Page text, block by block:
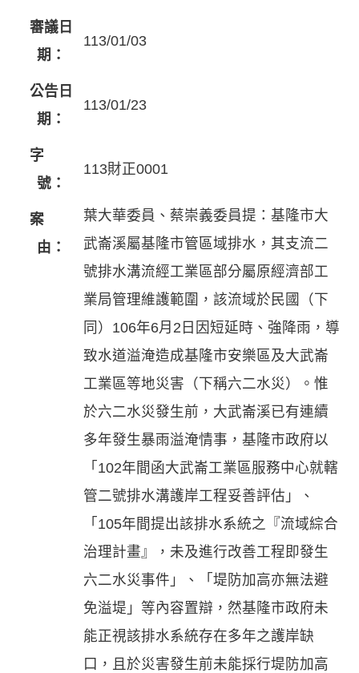
審議日
期：
113/01/03
公告日
期：
113/01/23
字
號：
113財正0001
案
由：
葉大華委員、蔡崇義委員提：基隆市大
武崙溪屬基隆市管區域排水，其支流二
號排水溝流經工業區部分屬原經濟部工
業局管理維護範圍，該流域於民國（下
同）106年6月2日因短延時、強降雨，導
致水道溢淹造成基隆市安樂區及大武崙
工業區等地災害（下稱六二水災）。惟
於六二水災發生前，大武崙溪已有連續
多年發生暴雨溢淹情事，基隆市政府以
「102年間函大武崙工業區服務中心就轄
管二號排水溝護岸工程妥善評估」、
「105年間提出該排水系統之『流域綜合
治理計畫』，未及進行改善工程即發生
六二水災事件」、「堤防加高亦無法避
免溢堤」等內容置辯，然基隆市政府未
能正視該排水系統存在多年之護岸缺
口，且於災害發生前未能採行堤防加高